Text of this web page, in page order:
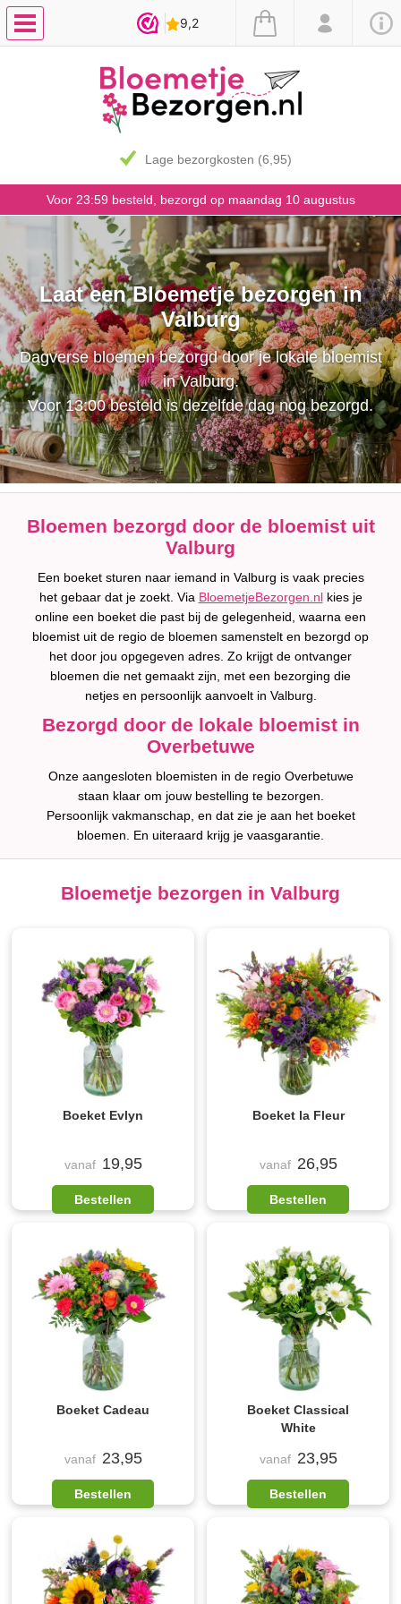
Lage bezorgkosten (6,95)
Voor 23:59 besteld, bezorgd op maandag 10 augustus
Laat een Bloemetje bezorgen in
Valburg
Dagverse bloemen bezorgd door je lokale bloemist
in Valburg.
Voor 13:00 besteld is dezelfde dag nog bezorgd.
Bloemen bezorgd door de bloemist uit
Valburg
Een boeket sturen naar iemand in Valburg is vaak precies
het gebaar dat je zoekt. Via BloemetjeBezorgen.nlkies je
online een boeket die past bij de gelegenheid, waarna een
bloemist uit de regio de bloemen samenstelt en bezorgd op
het door jou opgegeven adres. Zo krijgt de ontvanger
bloemen die net gemaakt zijn, met een bezorging die
netjes en persoonlijk aanvoelt in Valburg.
Bezorgd door de lokale bloemist in
Overbetuwe
Onze aangesloten bloemisten in de regio Overbetuwe
staan klaar om jouw bestelling te bezorgen.
Persoonlijk vakmanschap, en dat zie je aan het boeket
bloemen. En uiteraard krijg je vaasgarantie.
Bloemetje bezorgen in Valburg
Boeket Evlyn
vanaf 19,95
Bestellen
Boeket la Fleur
vanaf 26,95
Bestellen
Boeket Cadeau
vanaf 23,95
Bestellen
Boeket Classical
White
vanaf 23,95
Bestellen